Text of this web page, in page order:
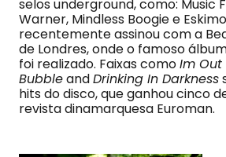
selos underground, como: Music
Warner, Mindless Boogie e
recentemente assinou com a
de Londres, onde o famoso
foi realizado. Faixas comoIm Out
BubbleandDrinking In Darkness
hits do disco, que ganhou cinco
revista dinamarquesa Euroman.